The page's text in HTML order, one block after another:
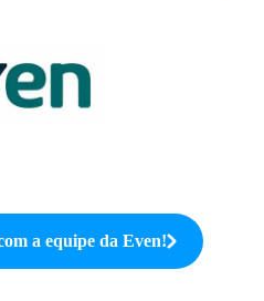
a equipe daEven!